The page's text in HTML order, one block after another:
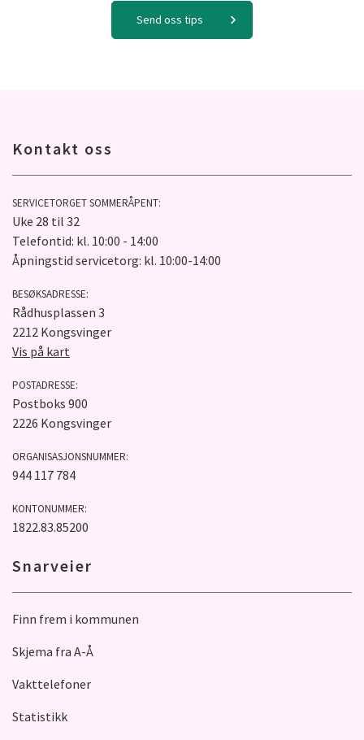
Send oss tips
Kontakt oss
SERVICETORGET SOMMERÅPENT:
Uke 28 til 32
Telefontid: kl. 10:00 - 14:00
Åpningstid servicetorg: kl. 10:00-14:00
BESØKSADRESSE:
Rådhusplassen 3
2212 Kongsvinger
Vis på kart
POSTADRESSE:
Postboks 900
2226 Kongsvinger
ORGANISASJONSNUMMER:
944 117 784
KONTONUMMER:
1822.83.85200
Snarveier
Finn frem i kommunen
Skjema fra A-Å
Vakttelefoner
Statistikk